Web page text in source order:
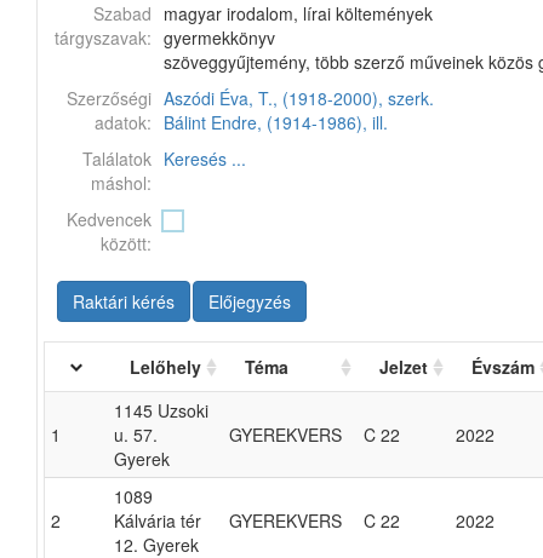
Szabad
tárgyszavak:
magyar irodalom, lírai költemények
gyermekkönyv
szöveggyűjtemény, több szerző műveinek közös
Szerzőségi
adatok:
Aszódi Éva, T., (1918-2000), szerk.
Bálint Endre, (1914-1986), ill.
Találatok
máshol:
Keresés ...
Kedvencek
között:
Raktári kérés Előjegyzés
Lelőhely Téma Jelzet Évszám
1
1145 Uzsoki
u. 57.
Gyerek
GYEREKVERS C 22 2022
2
1089
Kálvária tér
12. Gyerek
GYEREKVERS C 22 2022